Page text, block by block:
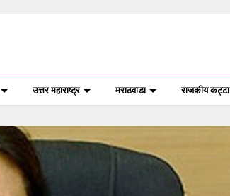
उत्तर महाराष्ट्र मराठवाडा राजकीय कट्टा